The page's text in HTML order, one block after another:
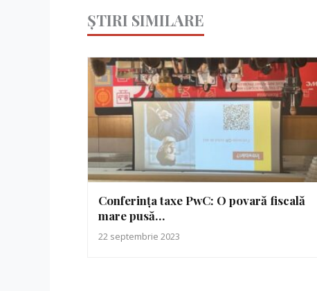
ȘTIRI SIMILARE
Conferința taxe PwC: O povară fiscală
mare pusă…
22 septembrie 2023